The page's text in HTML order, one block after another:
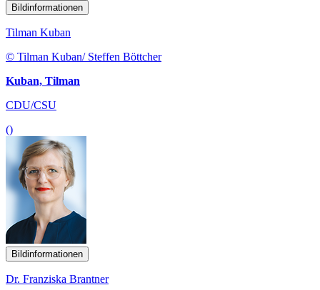
Bildinformationen
Tilman Kuban
© Tilman Kuban/ Steffen Böttcher
Kuban, Tilman
CDU/CSU
()
Bildinformationen
Dr. Franziska Brantner